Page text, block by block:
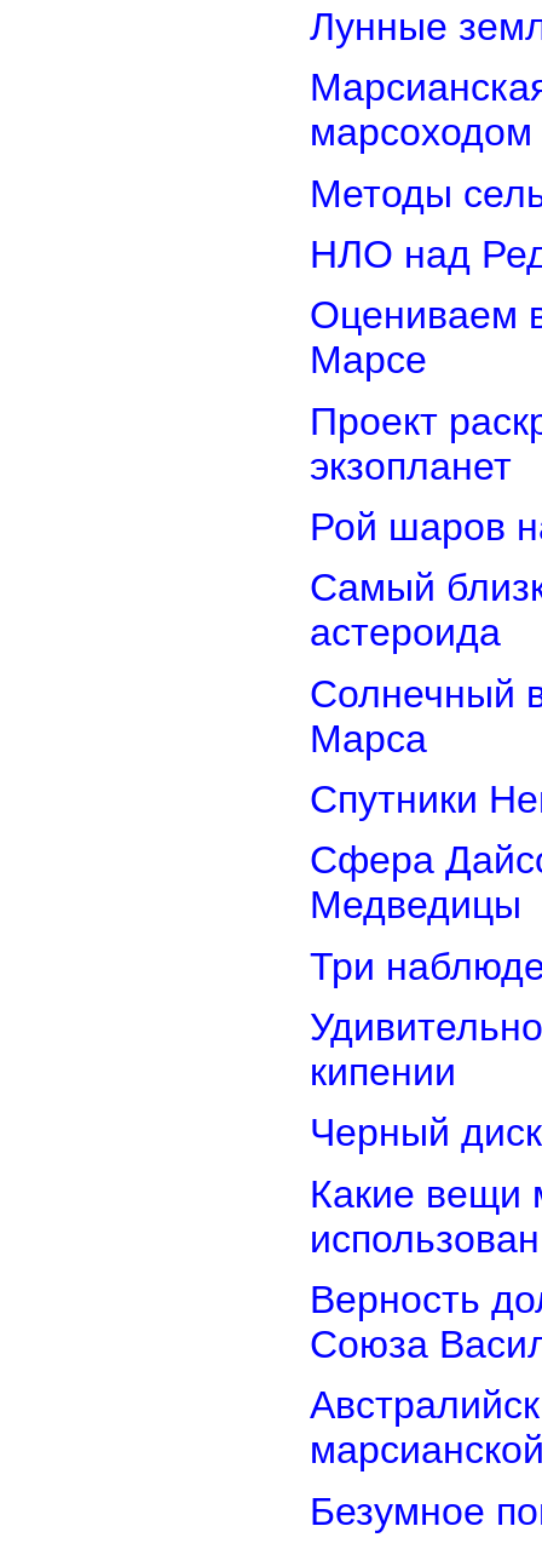
Лунные
марсоходом
Методы
НЛО над
Оцениваем
Марсе
Проект
экзопланет
Рой шаров
Самый
астероида
Солнечный
Марса
Спутники
Сфера
Медведицы
Три
кипении
Черный
Какие вещи
Верность
Союза
Безумное